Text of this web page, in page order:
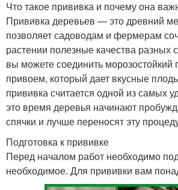
Что такое прививка и почему она
Прививка деревьев — это древний
позволяет садоводам и фермерам
растении полезные качества разных
вы можете соединить
привоем, который дает вкусные
прививка считается одной из самых
это время деревья начинают
спячки и лучше переносят эту
Подготовка к прививке
Перед началом работ необходимо
необходимое. Для прививки вам